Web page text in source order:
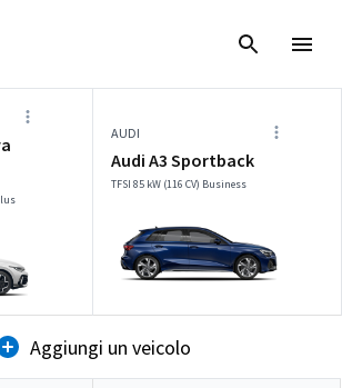
AUDI
Audi A3 Sportback
TFSI 85 kW (116 CV) Business
Aggiungi un veicolo